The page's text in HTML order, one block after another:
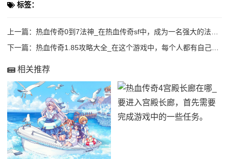
标签：
上一篇： 热血传奇0到7法神_在热血传奇sf中，成为一名强大的法师并不容易，这需要耐心和努
下一篇： 热血传奇1.85攻略大全_在这个游戏中，每个人都有自己的故事和经历，也有不同的游
相关推荐